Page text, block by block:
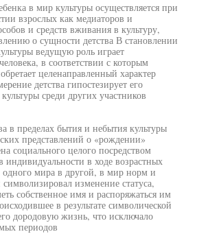
в мир культуры осуществляется при
взрослых как медиаторов и
и средств вживания в культуру,
о сущности детства В становлении
ведущую роль играет
в соответствии с которым
целенаправленный характер
детства гипостезирует его
среди других участников
в пределах бытия и небытия культуры
представлений о «рождении»
социального целого посредством
индивидуальности в ходе возрастных
мира в другой, в мир норм и
изменение статуса,
собственное имя и распоряжаться им
в результате символической
дородовую жизнь, что исключало
периодов